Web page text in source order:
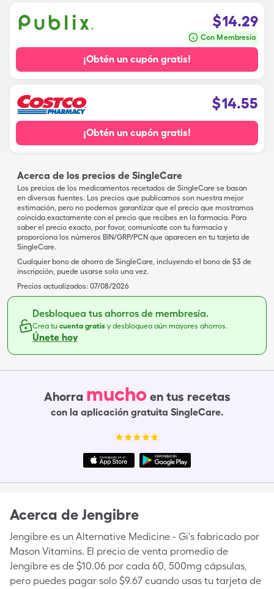
$14.29
Con Membresía
¡Obtén un cupón gratis!
$14.55
¡Obtén un cupón gratis!
Acerca de los precios de SingleCare
Los precios de los medicamentos recetados de SingleCare se basan
en diversas fuentes. Los precios que publicamos son nuestra mejor
estimación, pero no podemos garantizar que el precio que mostramos
coincida exactamente con el precio que recibes en la farmacia. Para
saber el precio exacto, por favor, comunícate con tu farmacia y
proporciona los números BIN/GRP/PCN que aparecen en tu tarjeta de
SingleCare.
Cualquier bono de ahorro de SingleCare, incluyendo el bono de $3 de
inscripción, puede usarse solo una vez.
Precios actualizados: 07/08/2026
Desbloquea tus ahorros de membresía.
Crea tu cuenta gratis y desbloquea aún mayores ahorros.
Únete hoy
Ahorra mucho en tus recetas
con la aplicación gratuita SingleCare.
Acerca de Jengibre
Jengibre es un Alternative Medicine - Gi's fabricado por
Mason Vitamins. El precio de venta promedio de
Jengibre es de $10.06 por cada 60, 500mg cápsulas,
pero puedes pagar solo $9.67 cuando usas tu tarjeta de